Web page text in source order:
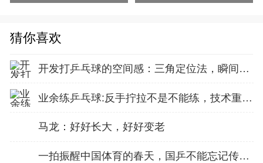
猜你喜欢
开发打乒乓球的空间感：三角定位法，瞬间找准最佳击球点
业余练乒乓球:反手拧拉不是不能练，技术重点就不在手上
马龙：好好长大，好好变老
一拍振醒中国体育的春天，国乒不能忘记传奇前辈这份初心！